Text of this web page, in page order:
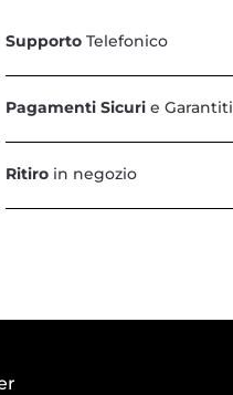
Supporto Telefonico
Pagamenti Sicuri e Garantiti
Ritiro in negozio